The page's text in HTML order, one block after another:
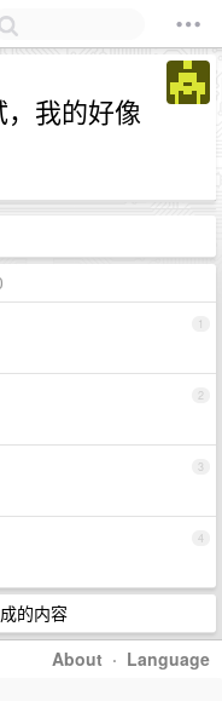
我的好像
1
2
3
4
的内容
About · Language